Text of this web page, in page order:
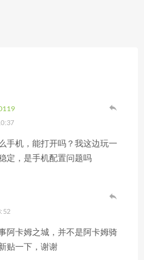
手机，能打开吗？我这边玩一
定，是手机配置问题吗
阿卡姆之城，并不是阿卡姆骑
贴一下，谢谢